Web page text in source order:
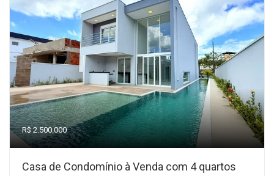
R$ 2.500.000
Casa de Condomínio à Venda com 4 quartos